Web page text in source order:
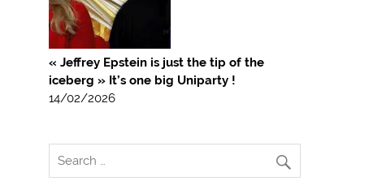
« Jeffrey Epstein is just the tip of the
iceberg » It’s one big Uniparty !
14/02/2026